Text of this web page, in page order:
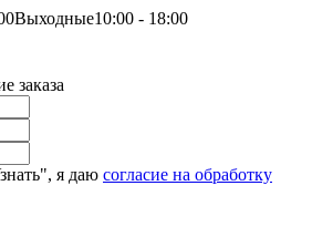
Выходные10:00 - 18:00
заказа
я даю согласие на обработку